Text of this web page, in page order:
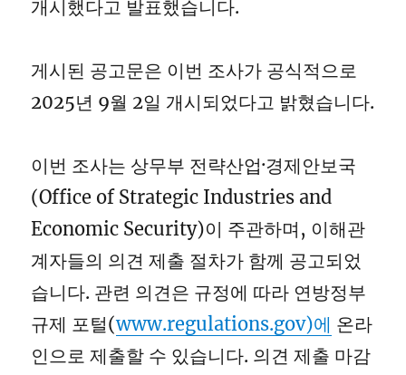
개시했다고 발표했습니다.
게시된 공고문은 이번 조사가 공식적으로
2025년 9월 2일 개시되었다고 밝혔습니다.
이번 조사는 상무부 전략산업·경제안보국
(Office of Strategic Industries and
Economic Security)이 주관하며, 이해관
계자들의 의견 제출 절차가 함께 공고되었
습니다. 관련 의견은 규정에 따라 연방정부
규제 포털(www.regulations.gov)에 온라
인으로 제출할 수 있습니다. 의견 제출 마감